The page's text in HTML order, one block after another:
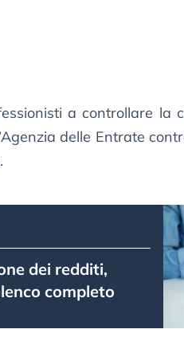
a controllare la
delle Entrate
dei redditi,
completo